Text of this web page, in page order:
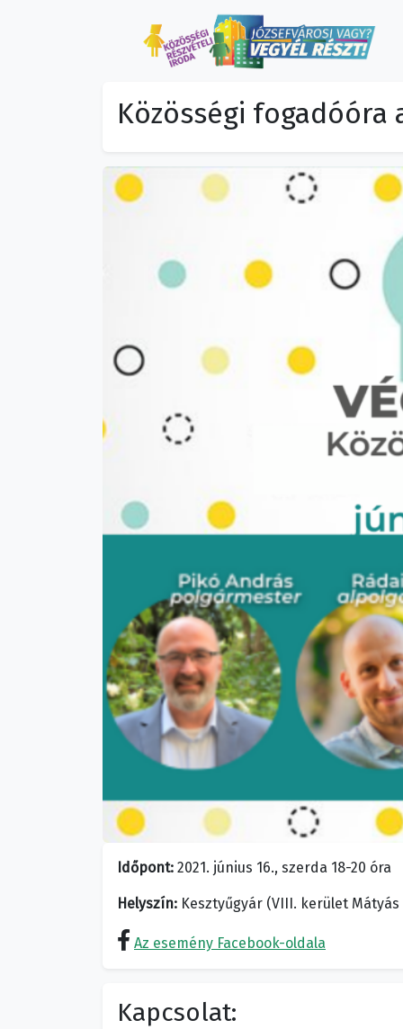
Közösségi fogadóóra
Időpont: 2021. június 16., szerda 18-20 óra
Helyszín: Kesztyűgyár (VIII. kerület Mátyás
Az esemény Facebook-oldala
Kapcsolat: